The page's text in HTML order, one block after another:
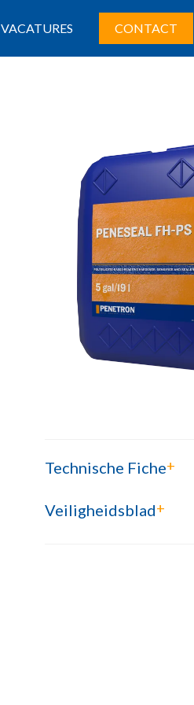
VACATURES CONTACT
Technische Fiche+
Veiligheidsblad+